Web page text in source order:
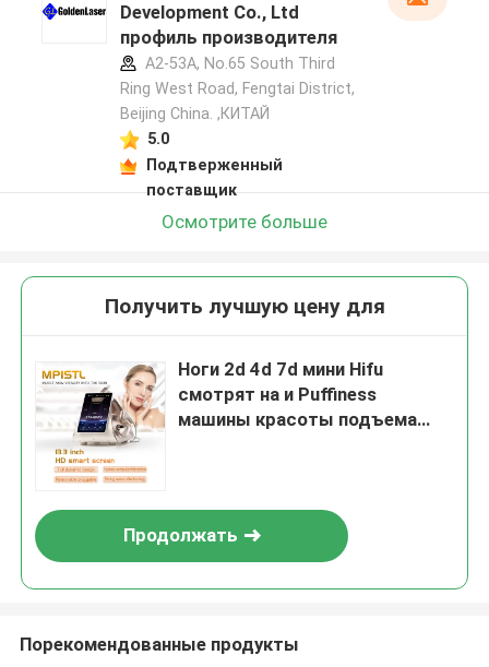
Development Co., Ltd
профиль производителя
A2-53A, No.65 South Third
Ring West Road, Fengtai District,
Beijing China. ,КИТАЙ
5.0
Подтверженный
поставщик
Осмотрите больше
Получить лучшую цену для
Ноги 2d 4d 7d мини Hifu
смотрят на и Puffiness
машины красоты подъема
Продолжать
Порекомендованные продукты